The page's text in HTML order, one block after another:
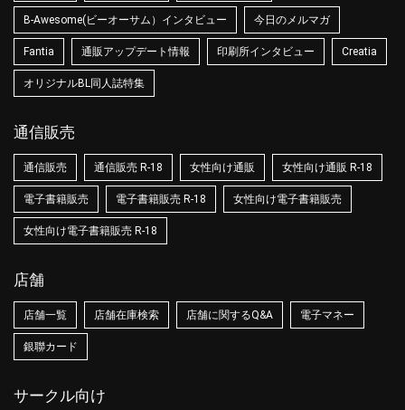
B-Awesome(ビーオーサム）インタビュー 今日のメルマガ
Fantia 通販アップデート情報 印刷所インタビュー Creatia
オリジナルBL同人誌特集
通信販売
通信販売 通信販売 R-18 女性向け通販 女性向け通販 R-18
電子書籍販売 電子書籍販売 R-18 女性向け電子書籍販売
女性向け電子書籍販売 R-18
店舗
店舗一覧 店舗在庫検索 店舗に関するQ&A 電子マネー
銀聯カード
サークル向け